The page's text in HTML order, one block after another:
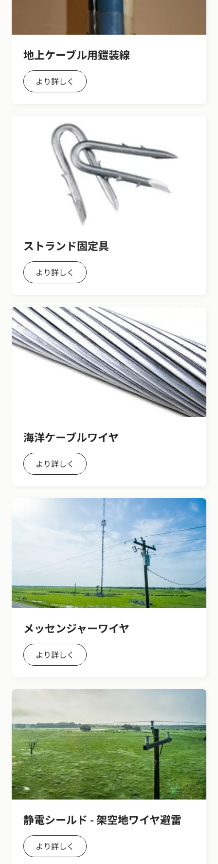
地上ケーブル用鎧装線
より詳しく
ストランド固定具
より詳しく
海洋ケーブルワイヤ
より詳しく
メッセンジャーワイヤ
より詳しく
静電シールド - 架空地ワイヤ避雷
より詳しく